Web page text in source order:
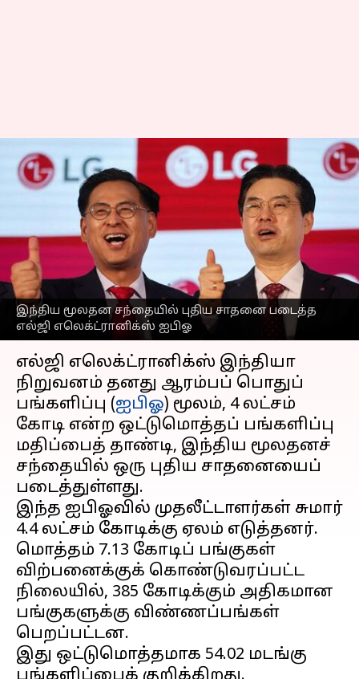
இந்திய மூலதன சந்தையில் புதிய சாதனை படைத்த
எல்ஜி எலெக்ட்ரானிக்ஸ் ஐபிஓ
₹4.4 லட்சம் கோடி திரட்டி
இந்திய மூலதன
சந்தையில் புதிய சாதனை
படைத்த எல்ஜி
எலெக்ட்ரானிக்ஸ் ஐபிஓ
எழுதியவர் Sekar Chinnappan Oct 10, 2025 05:44 pm
செய்தி முன்னோட்டம்
எல்ஜி எலெக்ட்ரானிக்ஸ் இந்தியா
நிறுவனம் தனது ஆரம்பப் பொதுப்
பங்களிப்பு (ஐபிஓ) மூலம், ₹4 லட்சம்
கோடி என்ற ஒட்டுமொத்தப் பங்களிப்பு
மதிப்பைத் தாண்டி, இந்திய மூலதனச்
சந்தையில் ஒரு புதிய சாதனையைப்
படைத்துள்ளது.
இந்த ஐபிஓவில் முதலீட்டாளர்கள் சுமார்
₹4.4 லட்சம் கோடிக்கு ஏலம் எடுத்தனர்.
மொத்தம் 7.13 கோடிப் பங்குகள்
விற்பனைக்குக் கொண்டுவரப்பட்ட
நிலையில், 385 கோடிக்கும் அதிகமான
பங்குகளுக்கு விண்ணப்பங்கள்
பெறப்பட்டன.
இது ஒட்டுமொத்தமாக 54.02 மடங்கு